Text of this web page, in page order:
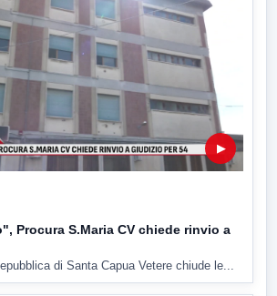
▶
Procura S.Maria CV chiede rinvio a
di Santa Capua Vetere chiude le...